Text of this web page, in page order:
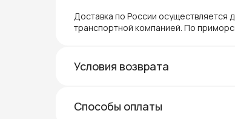
Доставка по России
транспортной компанией. По
Условия возврата
Способы оплаты